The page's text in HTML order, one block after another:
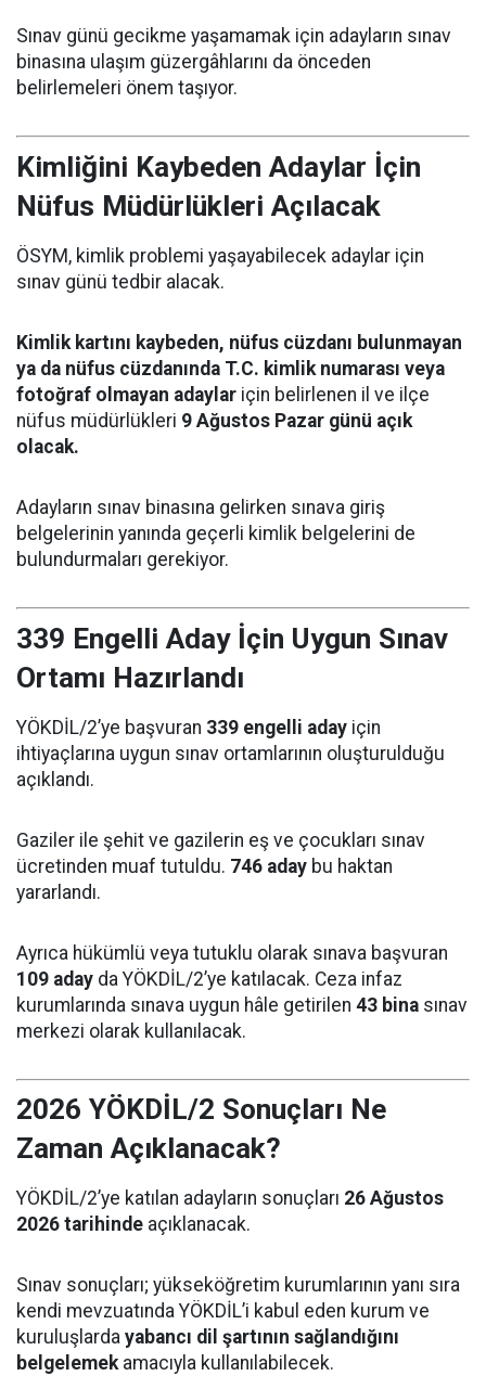
Sınav günü gecikme yaşamamak için adayların sınav
binasına ulaşım güzergâhlarını da önceden
belirlemeleri önem taşıyor.
Kimliğini Kaybeden Adaylar İçin
Nüfus Müdürlükleri Açılacak
ÖSYM, kimlik problemi yaşayabilecek adaylar için
sınav günü tedbir alacak.
Kimlik kartını kaybeden, nüfus cüzdanı bulunmayan
ya da nüfus cüzdanında T.C. kimlik numarası veya
fotoğraf olmayan adaylar için belirlenen il ve ilçe
nüfus müdürlükleri 9 Ağustos Pazar günü açık
olacak.
Adayların sınav binasına gelirken sınava giriş
belgelerinin yanında geçerli kimlik belgelerini de
bulundurmaları gerekiyor.
339 Engelli Aday İçin Uygun Sınav
Ortamı Hazırlandı
YÖKDİL/2’ye başvuran 339 engelli aday için
ihtiyaçlarına uygun sınav ortamlarının oluşturulduğu
açıklandı.
Gaziler ile şehit ve gazilerin eş ve çocukları sınav
ücretinden muaf tutuldu. 746 aday bu haktan
yararlandı.
Ayrıca hükümlü veya tutuklu olarak sınava başvuran
109 aday da YÖKDİL/2’ye katılacak. Ceza infaz
kurumlarında sınava uygun hâle getirilen 43 bina sınav
merkezi olarak kullanılacak.
2026 YÖKDİL/2 Sonuçları Ne
Zaman Açıklanacak?
YÖKDİL/2’ye katılan adayların sonuçları 26 Ağustos
2026 tarihinde açıklanacak.
Sınav sonuçları; yükseköğretim kurumlarının yanı sıra
kendi mevzuatında YÖKDİL’i kabul eden kurum ve
kuruluşlarda yabancı dil şartının sağlandığını
belgelemekamacıyla kullanılabilecek.